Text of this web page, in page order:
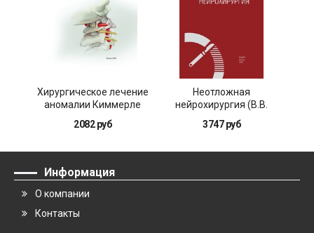
Хирургическое лечение
аномалии Киммерле
2082 руб
Неотложная
нейрохирургия (В.В.
Крылов, А.А. Гринь)
3747 руб
Информация
О компании
Контакты